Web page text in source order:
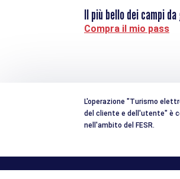
Il più bello dei campi
Compra il mio pass
L'operazione "Turismo
del cliente e dell'utente" è
nell'ambito del FESR.